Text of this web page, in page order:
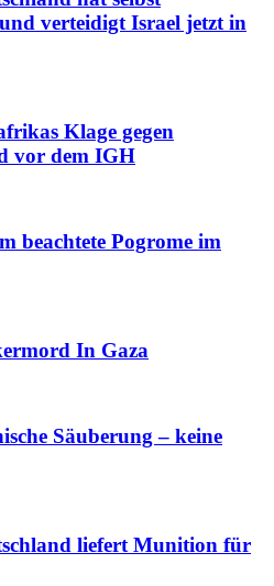
verteidigt Israel jetzt in
Klage gegen
vor dem IGH
beachtete Pogrome im
In Gaza
Säuberung – keine
liefert Munition für